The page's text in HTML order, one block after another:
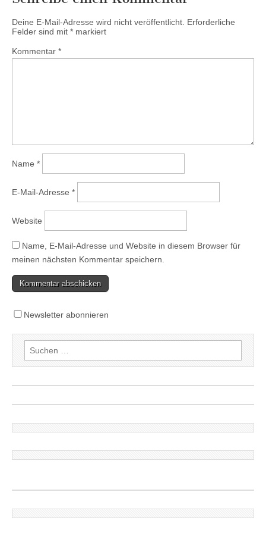
Deine E-Mail-Adresse wird nicht veröffentlicht. Erforderliche
Felder sind mit * markiert
Kommentar *
Name *
E-Mail-Adresse *
Website
Name, E-Mail-Adresse und Website in diesem Browser für
meinen nächsten Kommentar speichern.
Newsletter abonnieren
Suchen
nach: